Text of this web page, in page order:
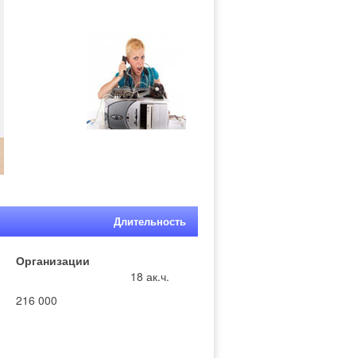
Длительность
Организации
18 ак.ч.
216 000